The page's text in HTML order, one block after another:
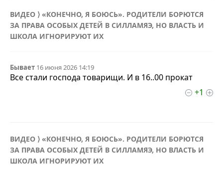
ВИДЕО ⟩ «КОНЕЧНО, Я БОЮСЬ». РОДИТЕЛИ БОРЮТСЯ
ЗА ПРАВА ОСОБЫХ ДЕТЕЙ В СИЛЛАМЯЭ, НО ВЛАСТЬ И
ШКОЛА ИГНОРИРУЮТ ИХ
Бывает 16 июня 2026 14:19
Все стали господа товарищи. И в 16..00 прокат
+1
ВИДЕО ⟩ «КОНЕЧНО, Я БОЮСЬ». РОДИТЕЛИ БОРЮТСЯ
ЗА ПРАВА ОСОБЫХ ДЕТЕЙ В СИЛЛАМЯЭ, НО ВЛАСТЬ И
ШКОЛА ИГНОРИРУЮТ ИХ